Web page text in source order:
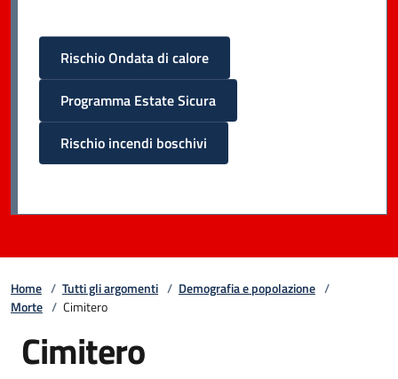
Rischio Ondata di calore
Programma Estate Sicura
Rischio incendi boschivi
Home / Tutti gli argomenti / Demografia e popolazione /
Morte / Cimitero
Cimitero